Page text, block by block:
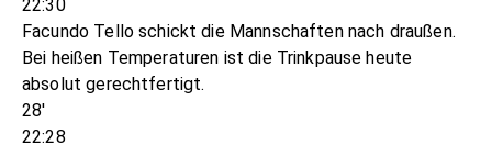
22:30
Facundo Tello schickt die Mannschaften nach draußen.
Bei heißen Temperaturen ist die Trinkpause heute
absolut gerechtfertigt.
28'
22:28